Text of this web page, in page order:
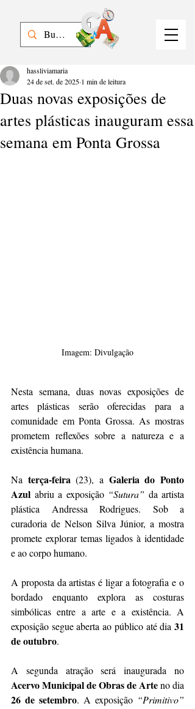
Duas novas exposições de
artes plásticas inauguram essa
semana em Ponta Grossa
hassliviamaria
24 de set. de 2025 1 min de leitura
Imagem: Divulgação
Nesta semana, duas novas exposições de
artes plásticas serão oferecidas para a
comunidade em Ponta Grossa. As mostras
prometem reflexões sobre a natureza e a
existência humana.
Na terça-feira (23), a Galeria do Ponto
Azul abriu a exposição “Sutura” da artista
plástica Andressa Rodrigues. Sob a
curadoria de Nelson Silva Júnior, a mostra
promete explorar temas ligados à identidade
e ao corpo humano.
A proposta da artistas é ligar a fotografia e o
bordado enquanto explora as costuras
simbólicas entre a arte e a existência. A
exposição segue aberta ao público até dia 31
de outubro.
Acervo Municipal de Obras de Arte
26 de setembro. A exposição “Primitivo”